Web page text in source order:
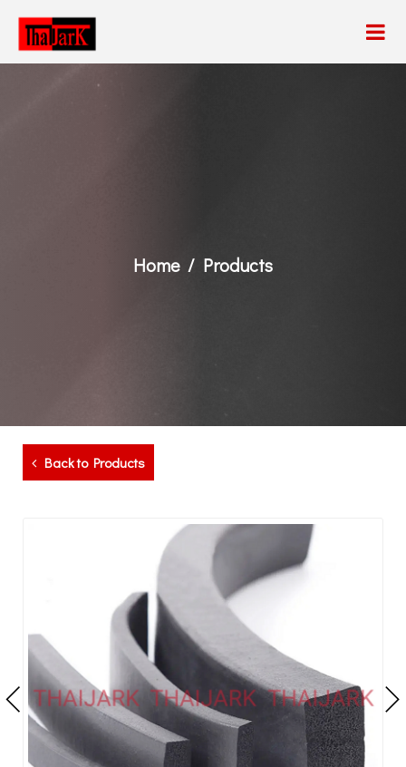
Home Products
Back to Products